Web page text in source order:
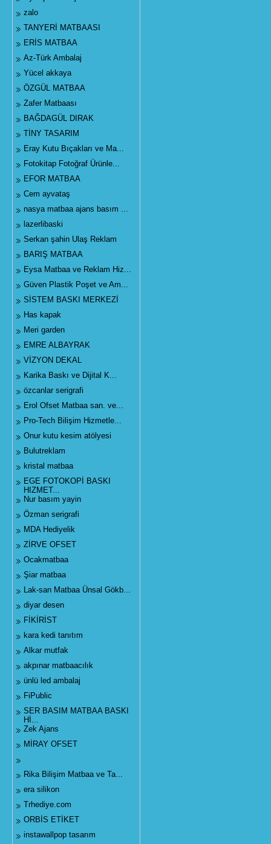
zalo
TANYERİ MATBAASI
ERİS MATBAA
Az-Türk Ambalaj
Yücel akkaya
ÖZGÜL MATBAA
Zafer Matbaası
BAĞDAGÜL DIRAK
TİNY TASARIM
Eray Kutu Bıçakları ve Ma...
Fotokitap Fotoğraf Ürünle...
EFOR MATBAA
Cem ayvataş
nasya matbaa ajans basım ...
lazerlibaski
Serkan şahin Ulaş Reklam
BARIŞ MATBAA
Eysa Matbaa ve Reklam Hiz...
Güven Plastik Poşet ve Am...
SİSTEM BASKI MERKEZİ
Has kapak
Meri garden
EMRE ALBAYRAK
VİZYON DEKAL
Karika Baskı ve Dijital K...
özcanlar serigrafi
Erol Ofset Matbaa san. ve...
Pro-Tech Bilişim Hizmetle...
Onur kutu kesim atölyesi
Bulutreklam
kristal matbaa
EGE FOTOKOPİ BASKI
HIZMET...
Nur basım yayin
Özman serigrafi
MDA Hediyelik
ZİRVE OFSET
Ocakmatbaa
Şiar matbaa
Lak-san Matbaa Ünsal Gökb...
diyar desen
FİKİRİST
kara kedi tanıtım
Alkar mutfak
akpınar matbaacılık
ünlü led ambalaj
FiPublic
SER BASIM MATBAA BASKI
Hİ...
Zek Ajans
MİRAY OFSET
Rika Bilişim Matbaa ve Ta...
era silikon
Trhediye.com
ORBİS ETİKET
instawallpop tasarım